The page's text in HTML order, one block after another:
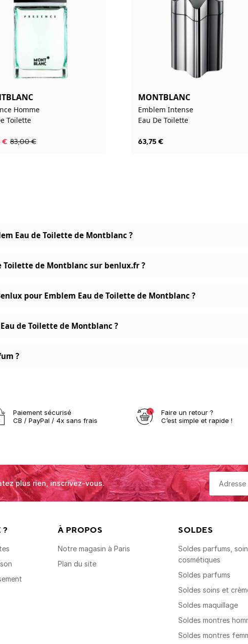
Homme
Toilette
€ 83,00€
MONTBLANC
Emblem Intense
Eau De Toilette
63,75 €
Eau de Toilette de Montblanc ?
Toilette de Montblanc sur benlux.fr ?
pour Emblem Eau de Toilette de Montblanc ?
de Toilette de Montblanc ?
?
Paiement sécurisé
CB / PayPal / 4x sans frais
Faire un retour ?
C’est simple et rapide !
plus rien, inscrivez-vous.
? À PROPOS
Notre magasin à Paris
Plan du site
SOLDES
Soldes parfums,
cosmétiques
Soldes parfums
Soldes soins et
Soldes maquillage
Soldes montres
Soldes montres